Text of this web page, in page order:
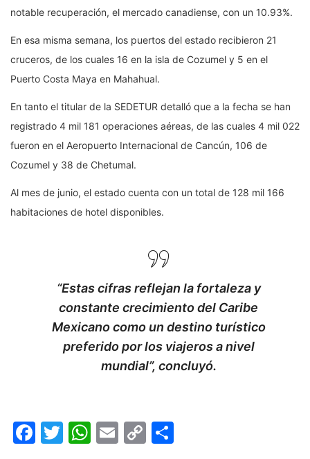
notable recuperación, el mercado canadiense, con un 10.93%.
En esa misma semana, los puertos del estado recibieron 21
cruceros, de los cuales 16 en la isla de Cozumel y 5 en el
Puerto Costa Maya en Mahahual.
En tanto el titular de la SEDETUR detalló que a la fecha se han
registrado 4 mil 181 operaciones aéreas, de las cuales 4 mil 022
fueron en el Aeropuerto Internacional de Cancún, 106 de
Cozumel y 38 de Chetumal.
Al mes de junio, el estado cuenta con un total de 128 mil 166
habitaciones de hotel disponibles.
“Estas cifras reflejan la fortaleza y
constante crecimiento del Caribe
Mexicano como un destino turístico
preferido por los viajeros a nivel
mundial”, concluyó.
Facebook
Twitter
WhatsApp
Email
Copy